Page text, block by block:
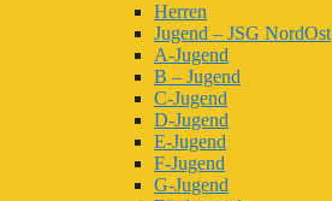
Herren
Jugend – JSG NordOst
A-Jugend
B – Jugend
C-Jugend
D-Jugend
E-Jugend
F-Jugend
G-Jugend